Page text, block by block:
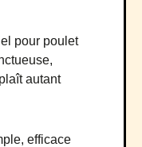
pour poulet
autant
efficace